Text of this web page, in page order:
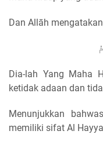
Dan Allāh
Dia-lah Yang Maha
ketidak adaan dan
Menunjukkan
memiliki sifat Al